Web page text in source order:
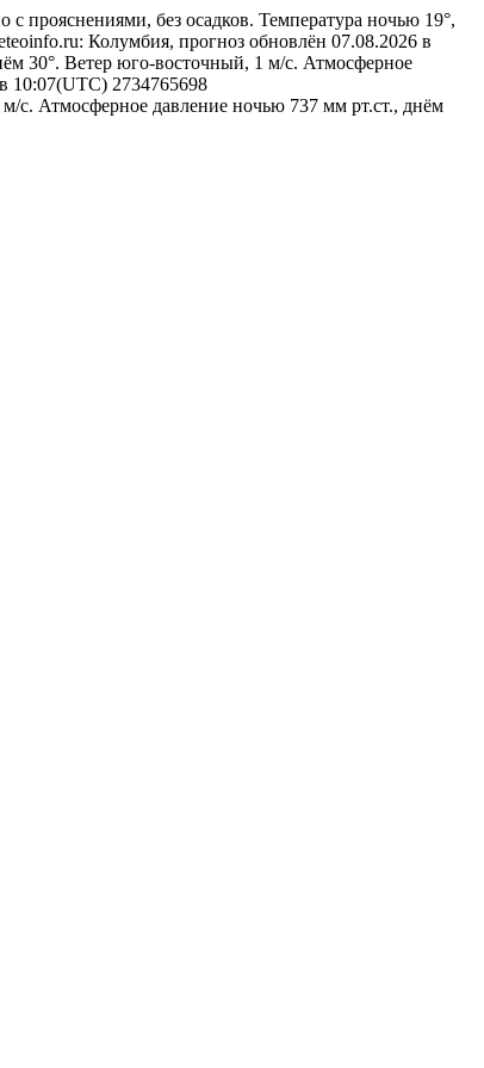
с прояснениями, без осадков. Температура ночью 19°,
Колумбия, прогноз обновлён 07.08.2026 в
30°. Ветер юго-восточный, 1 м/с. Атмосферное
10:07(UTC) 2734765698
с. Атмосферное давление ночью 737 мм рт.ст., днём